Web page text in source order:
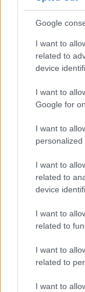
Google
I want to
related to
device
I want to
Google for
I want to
personalized
I want to
related to
device
I want to
related to
I want to
related to
I want to
Αντί να
εφήβους γιατί
παιδιών μας;
διώχνουν τους
αφήνουμε